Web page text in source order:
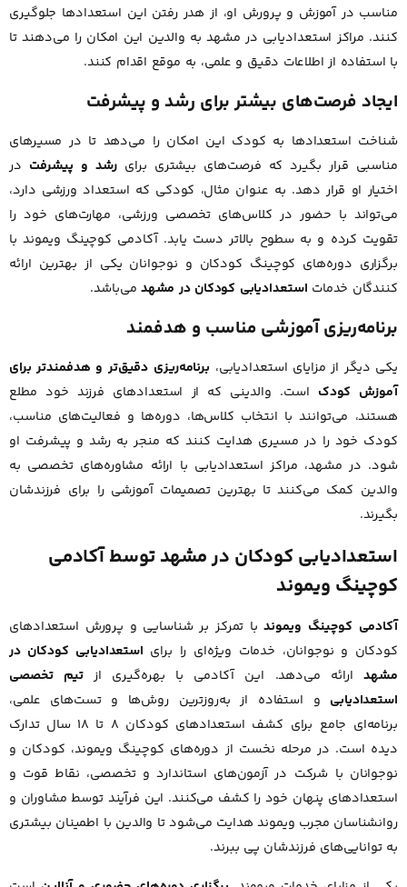
مناسب در آموزش و پرورش او، از هدر رفتن این استعدادها جلوگیری
کنند. مراکز استعدادیابی در مشهد به والدین این امکان را می‌دهند تا
با استفاده از اطلاعات دقیق و علمی، به موقع اقدام کنند.
ایجاد فرصت‌های بیشتر برای رشد و پیشرفت
شناخت استعدادها به کودک این امکان را می‌دهد تا در مسیرهای
مناسبی قرار بگیرد که فرصت‌های بیشتری برایرشد و پیشرفت در
اختیار او قرار دهد. به عنوان مثال، کودکی که استعداد ورزشی دارد،
می‌تواند با حضور در کلاس‌های تخصصی ورزشی، مهارت‌های خود را
تقویت کرده و به سطوح بالاتر دست یابد. آکادمی کوچینگ ویموند با
برگزاری دوره‌های کوچینگ کودکان و نوجوانان یکی از بهترین ارائه
کنندگان خدمات استعدادیابی کودکان در مشهد می‌باشد.
برنامه‌ریزی آموزشی مناسب و هدفمند
یکی دیگر از مزایای استعدادیابی، برنامه‌ریزی دقیق‌تر و هدفمندتر برای
آموزش کودک است. والدینی که از استعدادهای فرزند خود مطلع
هستند، می‌توانند با انتخاب کلاس‌ها، دوره‌ها و فعالیت‌های مناسب،
کودک خود را در مسیری هدایت کنند که منجر به رشد و پیشرفت او
شود. در مشهد، مراکز استعدادیابی با ارائه مشاوره‌های تخصصی به
والدین کمک می‌کنند تا بهترین تصمیمات آموزشی را برای فرزندشان
بگیرند.
استعدادیابی کودکان در مشهد توسط آکادمی
کوچینگ ویموند
آکادمی کوچینگ ویموندبا تمرکز بر شناسایی و پرورش استعدادهای
کودکان و نوجوانان، خدمات ویژه‌ای را برای استعدادیابی کودکان در
مشهدارائه می‌دهد. این آکادمی با بهره‌گیری ازتیم تخصصی
استعدادیابی و استفاده از به‌روزترین روش‌ها و تست‌های علمی،
برنامه‌ای جامع برای کشف استعدادهای کودکان 8 تا 18 سال تدارک
دیده است. در مرحله نخست از دوره‌های کوچینگ ویموند، کودکان و
نوجوانان با شرکت در آزمون‌های استاندارد و تخصصی، نقاط قوت و
استعدادهای پنهان خود را کشف می‌کنند. این فرآیند توسط مشاوران و
روانشناسان مجرب ویموند هدایت می‌شود تا والدین با اطمینان بیشتری
به توانایی‌های فرزندشان پی ببرند.